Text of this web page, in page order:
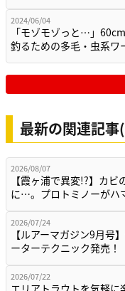
2024/06/04
「モゾモゾっと…」
釣るための多毛・虫系
最新の関連記
2026/08/07
【霞ヶ浦で異変!?】カ
に…。プロトミノーが
2026/07/24
【ルアーマガジン9月号
ーターテクニック発売！
2026/07/22
エリアトラウトを気軽に